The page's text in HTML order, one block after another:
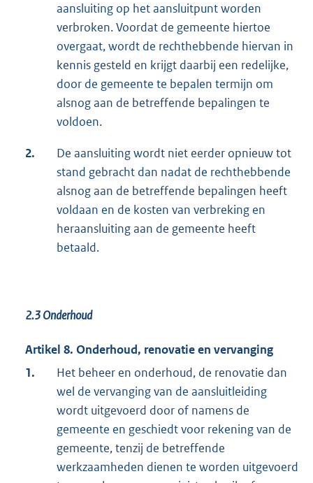
aansluiting op het aansluitpunt worden
verbroken. Voordat de gemeente hiertoe
overgaat, wordt de rechthebbende hiervan in
kennis gesteld en krijgt daarbij een redelijke,
door de gemeente te bepalen termijn om
alsnog aan de betreffende bepalingen te
voldoen.
2.
De aansluiting wordt niet eerder opnieuw tot
stand gebracht dan nadat de rechthebbende
alsnog aan de betreffende bepalingen heeft
voldaan en de kosten van verbreking en
heraansluiting aan de gemeente heeft
betaald.
2.3Onderhoud
Artikel 8. Onderhoud, renovatie en vervanging
1.
Het beheer en onderhoud, de renovatie dan
wel de vervanging van de aansluitleiding
wordt uitgevoerd door of namens de
gemeente en geschiedt voor rekening van de
gemeente, tenzij de betreffende
werkzaamheden dienen te worden uitgevoerd